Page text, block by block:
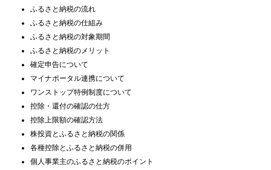
ふるさと納税の流れ
ふるさと納税の仕組み
ふるさと納税の対象期間
ふるさと納税のメリット
確定申告について
マイナポータル連携について
ワンストップ特例制度について
控除・還付の確認の仕方
控除上限額の確認方法
株投資とふるさと納税の関係
各種控除とふるさと納税の併用
個人事業主のふるさと納税のポイント